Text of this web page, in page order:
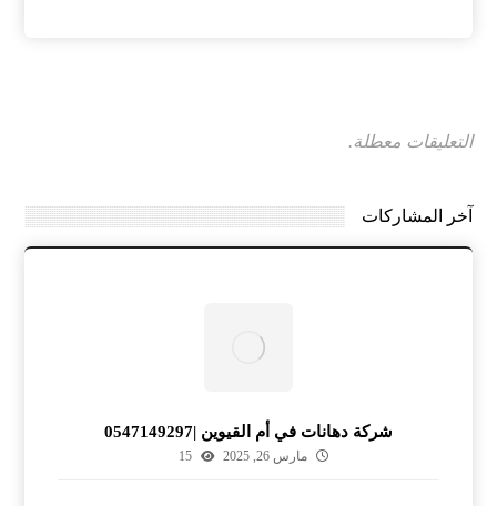
التعليقات معطلة.
آخر المشاركات
شركة دهانات في أم القيوين |0547149297
مارس 26, 2025 15